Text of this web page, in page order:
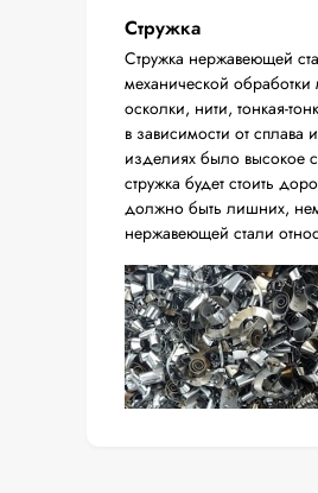
Стружка
Стружка нержавеющей
механической
осколки, нити, тонкая-
в зависимости от
изделиях было высокое
стружка будет стоить
должно быть лишних,
нержавеющей стали